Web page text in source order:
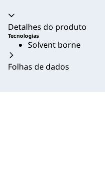
Acordeão recolhido
Detalhes do produto
Tecnologias
Solvent borne
Folhas de dados